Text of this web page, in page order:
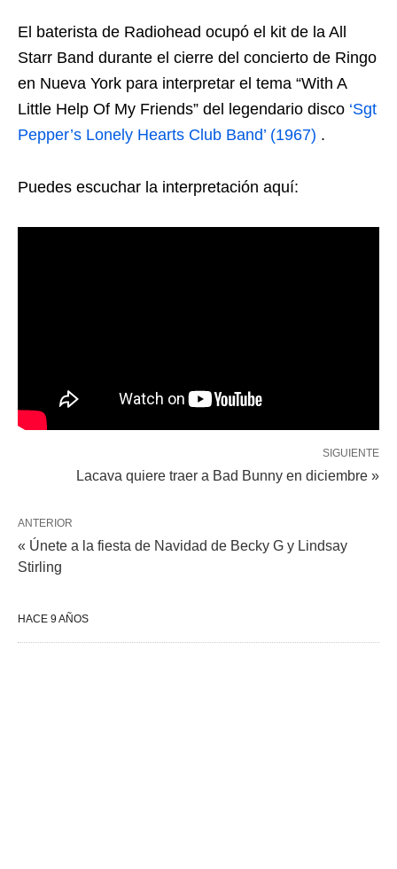
El baterista de Radiohead ocupó el kit de la All
Starr Band durante el cierre del concierto de Ringo
en Nueva York para interpretar el tema “With A
Little Help Of My Friends” del legendario disco ‘Sgt
Pepper’s Lonely Hearts Club Band’ (1967) .
Puedes escuchar la interpretación aquí:
SIGUIENTE
Lacava quiere traer a Bad Bunny en diciembre »
ANTERIOR
« Únete a la fiesta de Navidad de Becky G y Lindsay
Stirling
HACE 9 AÑOS